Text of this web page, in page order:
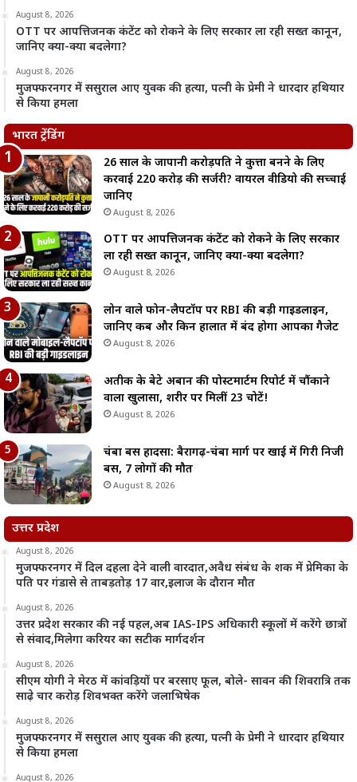
August 8, 2026
OTT पर आपत्तिजनक कंटेंट को रोकने के लिए सरकार ला रही सख्त कानून,
जानिए क्या-क्या बदलेगा?
August 8, 2026
मुजफ्फरनगर में ससुराल आए युवक की हत्या, पत्नी के प्रेमी ने धारदार हथियार
से किया हमला
भारत ट्रेंडिंग
26 साल के जापानी करोड़पति ने कुत्ता बनने के लिए
करवाई 220 करोड़ की सर्जरी? वायरल वीडियो की सच्चाई
जानिए
August 8, 2026
OTT पर आपत्तिजनक कंटेंट को रोकने के लिए सरकार
ला रही सख्त कानून, जानिए क्या-क्या बदलेगा?
August 8, 2026
लोन वाले फोन-लैपटॉप पर RBI की बड़ी गाइडलाइन,
जानिए कब और किन हालात में बंद होगा आपका गैजेट
August 8, 2026
अतीक के बेटे अबान की पोस्टमार्टम रिपोर्ट में चौंकाने
वाला खुलासा, शरीर पर मिलीं 23 चोटें!
August 8, 2026
चंबा बस हादसा: बैरागढ़-चंबा मार्ग पर खाई में गिरी निजी
बस, 7 लोगों की मौत
August 8, 2026
उत्तर प्रदेश
August 8, 2026
मुजफ्फरनगर में दिल दहला देने वाली वारदात,अवैध संबंध के शक में प्रेमिका के
पति पर गंडासे से ताबड़तोड़ 17 वार,इलाज के दौरान मौत
August 8, 2026
उत्तर प्रदेश सरकार की नई पहल,अब IAS-IPS अधिकारी स्कूलों में करेंगे छात्रों
से संवाद,मिलेगा करियर का सटीक मार्गदर्शन
August 8, 2026
सीएम योगी ने मेरठ में कांवड़ियों पर बरसाए फूल, बोले- सावन की शिवरात्रि तक
साढ़े चार करोड़ शिवभक्त करेंगे जलाभिषेक
August 8, 2026
मुजफ्फरनगर में ससुराल आए युवक की हत्या, पत्नी के प्रेमी ने धारदार हथियार
से किया हमला
August 8, 2026